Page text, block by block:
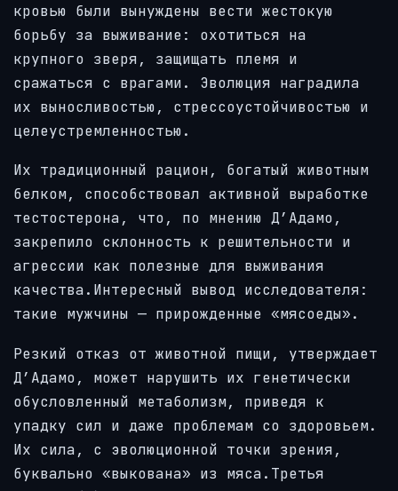
кровью были вынуждены вести жестокую
борьбу за выживание: охотиться на
крупного зверя, защищать племя и
сражаться с врагами. Эволюция наградила
их выносливостью, стрессоустойчивостью и
целеустремленностью.
Их традиционный рацион, богатый животным
белком, способствовал активной выработке
тестостерона, что, по мнению Д’Адамо,
закрепило склонность к решительности и
агрессии как полезные для выживания
качества.Интересный вывод исследователя:
такие мужчины — прирожденные «мясоеды».
Резкий отказ от животной пищи, утверждает
Д’Адамо, может нарушить их генетически
обусловленный метаболизм, приведя к
упадку сил и даже проблемам со здоровьем.
Их сила, с эволюционной точки зрения,
буквально «выкована» из мяса.Третья